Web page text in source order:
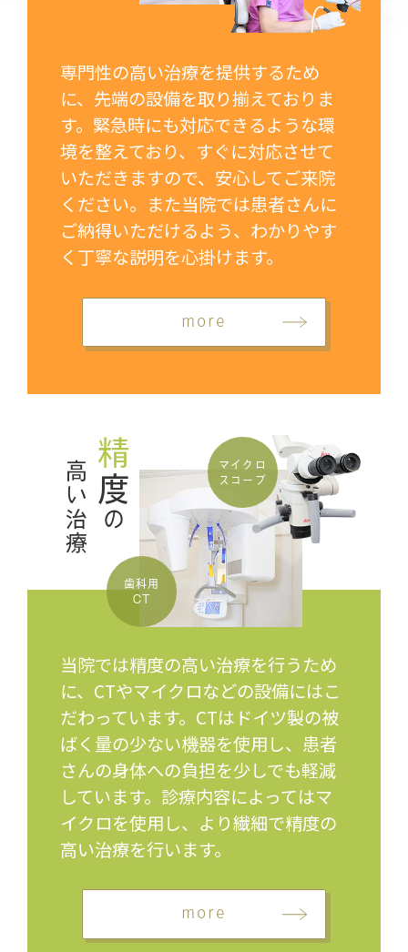
専門性の高い治療を提供するため
に、先端の設備を取り揃えておりま
す。緊急時にも対応できるような環
境を整えており、すぐに対応させて
いただきますので、安心してご来院
ください。また当院では患者さんに
ご納得いただけるよう、わかりやす
く丁寧な説明を心掛けます。
more
精
度
の
高い治療
歯科用
CT
マイクロ
スコープ
当院では精度の高い治療を行うため
に、CTやマイクロなどの設備にはこ
だわっています。CTはドイツ製の被
ばく量の少ない機器を使用し、患者
さんの身体への負担を少しでも軽減
しています。診療内容によってはマ
イクロを使用し、より繊細で精度の
高い治療を行います。
more